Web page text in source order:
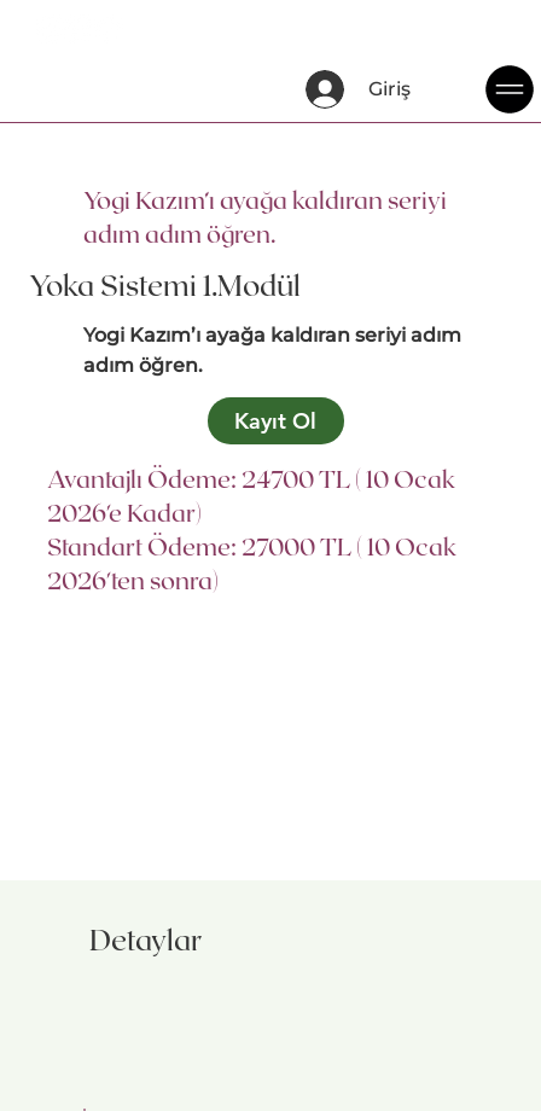
Giriş
Yogi Kazım’ı ayağa kaldıran seriyi
adım adım öğren.
Yoka Sistemi 1.Modül
Yogi Kazım’ı ayağa kaldıran seriyi adım
adım öğren.
Kayıt Ol
Avantajlı Ödeme: 24700 TL ( 10 Ocak
2026'e Kadar)
Standart Ödeme: 27000 TL ( 10 Ocak
2026'ten sonra)
Detaylar